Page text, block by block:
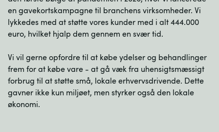
en gavekortskampagne til branchens virksomheder. Vi
lykkedes med at støtte vores kunder med i alt 444.000
euro, hvilket hjalp dem gennem en svær tid.
Vi vil gerne opfordre til at købe ydelser og behandlinger
frem for at købe vare - at gå væk fra uhensigtsmæssigt
forbrug til at støtte små, lokale erhvervsdrivende. Dette
gavner ikke kun miljøet, men styrker også den lokale
økonomi.